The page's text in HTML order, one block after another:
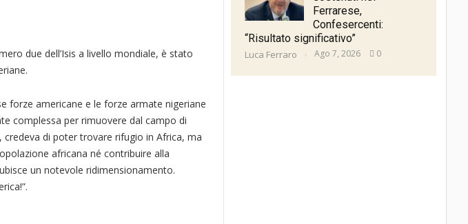
due dell’Isis a livello mondiale, è stato
forze americane e le forze armate nigeriane
complessa per rimuovere dal campo di
credeva di poter trovare rifugio in Africa, ma
africana né contribuire alla
un notevole ridimensionamento.
Ferrarese,
Confesercenti:
“Risultato significativo”
Luca Ferraro Ago 7, 2026 0